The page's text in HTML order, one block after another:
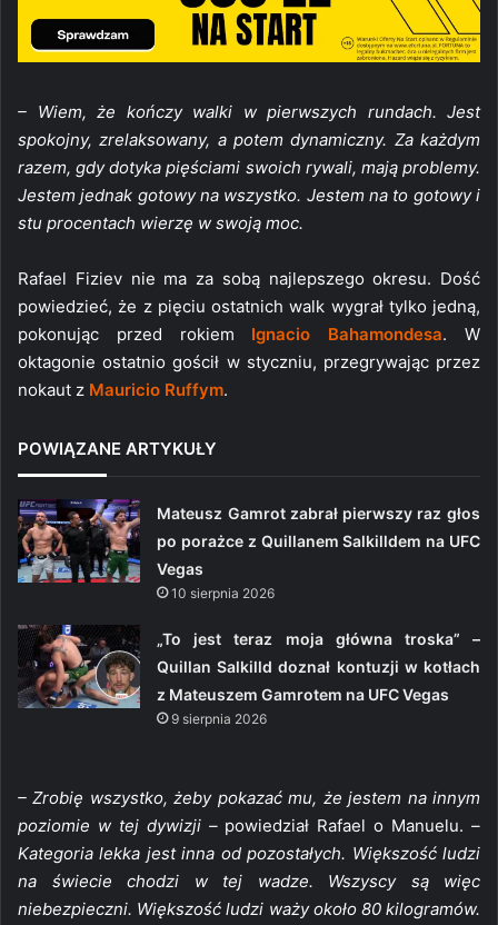
– Wiem, że kończy walki w pierwszych rundach. Jest
spokojny, zrelaksowany, a potem dynamiczny. Za każdym
razem, gdy dotyka pięściami swoich rywali, mają problemy.
Jestem jednak gotowy na wszystko. Jestem na to gotowy i
stu procentach wierzę w swoją moc.
Rafael Fiziev nie ma za sobą najlepszego okresu. Dość
powiedzieć, że z pięciu ostatnich walk wygrał tylko jedną,
pokonując przed rokiem Ignacio Bahamondesa. W
oktagonie ostatnio gościł w styczniu, przegrywając przez
nokaut z Mauricio Ruffym.
POWIĄZANE ARTYKUŁY
Mateusz Gamrot zabrał pierwszy raz głos
po porażce z Quillanem Salkilldem na UFC
Vegas
10 sierpnia 2026
„To jest teraz moja główna troska” –
Quillan Salkilld doznał kontuzji w kotłach
z Mateuszem Gamrotem na UFC Vegas
9 sierpnia 2026
– Zrobię wszystko, żeby pokazać mu, że jestem na innym
poziomie w tej dywizji –powiedział Rafael o Manuelu.–
Kategoria lekka jest inna od pozostałych. Większość ludzi
na świecie chodzi w tej wadze. Wszyscy są więc
niebezpieczni. Większość ludzi waży około 80 kilogramów.